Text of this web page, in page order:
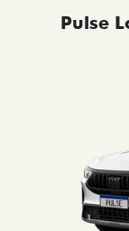
Pulse